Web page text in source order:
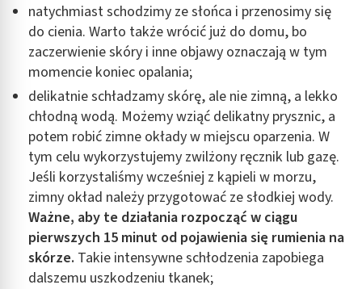
natychmiast schodzimy ze słońca i przenosimy się
do cienia. Warto także wrócić już do domu, bo
zaczerwienie skóry i inne objawy oznaczają w tym
momencie koniec opalania;
delikatnie schładzamy skórę, ale nie zimną, a lekko
chłodną wodą. Możemy wziąć delikatny prysznic, a
potem robić zimne okłady w miejscu oparzenia. W
tym celu wykorzystujemy zwilżony ręcznik lub gazę.
Jeśli korzystaliśmy wcześniej z kąpieli w morzu,
zimny okład należy przygotować ze słodkiej wody.
Ważne, aby te działania rozpocząć w ciągu
pierwszych 15 minut od pojawienia się rumienia na
skórze. Takie intensywne schłodzenia zapobiega
dalszemu uszkodzeniu tkanek;